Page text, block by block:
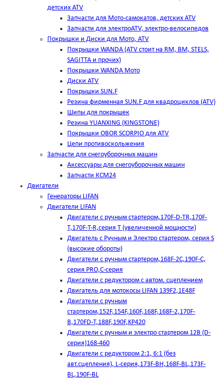
детских ATV
Запчасти для Мото-самокатов, детских ATV
Запчасти для электроATV, электро-велосипедов
Покрышки и Диски для Мото, ATV
Покрышки WANDA (АТV стоит на RM, BM, STELS,
SAGITTA и прочих)
Покрышки WANDA Мото
Диски ATV
Покрышки SUN.F
Резина фирменная SUN.F для квадроциклов (АТV)
Шипы для покрышек
Резина YUANXING (KINGSTONE)
Покрышки OBOR SCORPIO для ATV
Цепи противоскольжения
Запчасти для снегоуборочных машин
Аксессуары для снегоуборочных машин
Запчасти КСМ24
Двигатели
Генераторы LIFAN
Двигатели LIFAN
Двигатели с ручным стартером,170F-D-TR,170F-
T,170F-T-R,серия Т (увеличенной мощности)
Двигатель с Ручным и Электро стартером, серия S
(высокие обороты)
Двигатели с ручным стартером,168F-2C,190F-C,
серия PRO,C-серия
Двигатели с редуктором с автом. сцеплением
Двигатель для мотокосы LIFAN 139F2,1E48F
Двигатели с ручным
стартером,152F,154F,160F,168F,168F-2,170F-
B,170FD-T,188F,190F,KP420
Двигатели с ручным и электро стартером 12В (D-
серия)168-460
Двигатели с редуктором 2:1, 6:1 (без
авт.сцепления), L-серия,173F-BH,168F-BL,173F-
BL,190F-BL